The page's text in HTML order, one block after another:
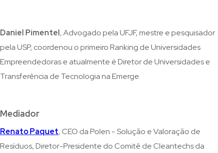
Daniel Pimentel, Advogado pela UFJF, mestre e pesquisador
pela USP, coordenou o primeiro Ranking de Universidades
Empreendedoras e atualmente é Diretor de Universidades e
Transferência de Tecnologia na Emerge.
Mediador
Renato Paquet, CEO da Polen - Solução e Valoração de
Resíduos, Diretor-Presidente do Comitê de Cleantechs da